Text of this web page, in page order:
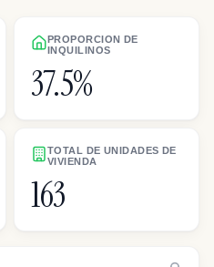
PROPORCION DE
INQUILINOS
37.5%
TOTAL DE UNIDADES DE
VIVIENDA
163